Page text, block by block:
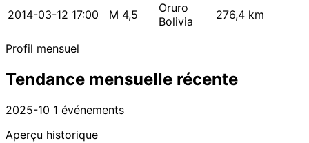
2014-03-12 17:00 M 4,5
Oruro
Bolivia
276,4 km
Profil mensuel
Tendance mensuelle récente
2025-10 1 événements
Aperçu historique